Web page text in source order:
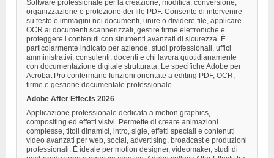
Software professionale per la creazione, modifica, conversione,
organizzazione e protezione dei file PDF. Consente di intervenire
su testo e immagini nei documenti, unire o dividere file, applicare
OCR ai documenti scannerizzati, gestire firme elettroniche e
proteggere i contenuti con strumenti avanzati di sicurezza. È
particolarmente indicato per aziende, studi professionali, uffici
amministrativi, consulenti, docenti e chi lavora quotidianamente
con documentazione digitale strutturata. Le specifiche Adobe per
Acrobat Pro confermano funzioni orientate a editing PDF, OCR,
firme e gestione documentale professionale.
Adobe After Effects 2026
Applicazione professionale dedicata a motion graphics,
compositing ed effetti visivi. Permette di creare animazioni
complesse, titoli dinamici, intro, sigle, effetti speciali e contenuti
video avanzati per web, social, advertising, broadcast e produzioni
professionali. È ideale per motion designer, videomaker, studi di